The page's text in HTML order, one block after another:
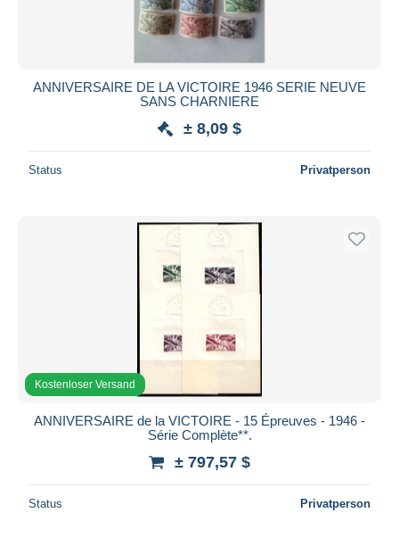
ANNIVERSAIRE DE LA VICTOIRE 1946 SERIE NEUVE
SANS CHARNIERE
± 8,09 $
Status Privatperson
Kostenloser Versand
ANNIVERSAIRE de la VICTOIRE - 15 Épreuves - 1946 -
Série Complète**.
± 797,57 $
Status Privatperson